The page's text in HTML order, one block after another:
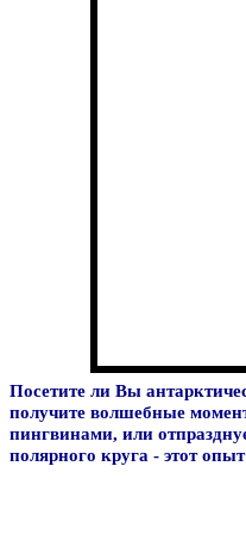
Посетите ли Вы
получите волшебные
пингвинами, или
полярного круга - этот